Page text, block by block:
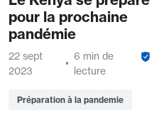
pour la prochaine
pandémie
22 sept
2023
6 min de
lecture
Préparation à la pandemie